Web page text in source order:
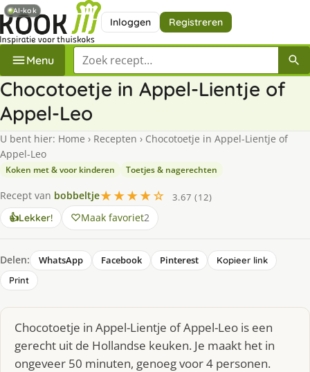
Inloggen Registreren
Menu Zoek een recept
Chocotoetje in Appel-Lientje of
Appel-Leo
U bent hier: Home › Recepten › Chocotoetje in Appel-Lientje of
Appel-Leo
Koken met & voor kinderen Toetjes & nagerechten
Recept van bobbeltje★★★★☆
3.67 (12)
👍Lekker! Maak favoriet2
Delen: WhatsApp Facebook Pinterest
Kopieer link
Print
Chocotoetje in Appel-Lientje of Appel-Leo is een
gerecht uit de Hollandse keuken. Je maakt het in
ongeveer 50 minuten, genoeg voor 4 personen.
AI-kok